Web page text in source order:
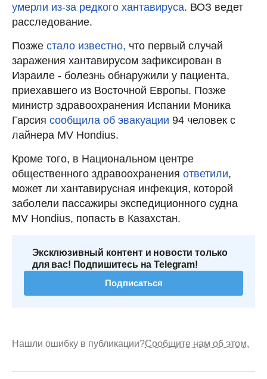
умерли из-за редкого хантавируса. ВОЗ ведет
расследование.
Позже стало известно, что первый случай
заражения хантавирусом зафиксирован в
Израиле - болезнь обнаружили у пациента,
приехавшего из Восточной Европы. Позже
министр здравоохранения Испании Моника
Гарсия сообщила об эвакуации 94 человек с
лайнера MV Hondius.
Кроме того, в Национальном центре
общественного здравоохранения ответили,
может ли хантавирусная инфекция, которой
заболели пассажиры экспедиционного судна
MV Hondius, попасть в Казахстан.
Эксклюзивный контент и новости только
для вас! Подпишитесь на Telegram!
Подписаться
Нашли ошибку в публикации?Сообщите нам об этом.